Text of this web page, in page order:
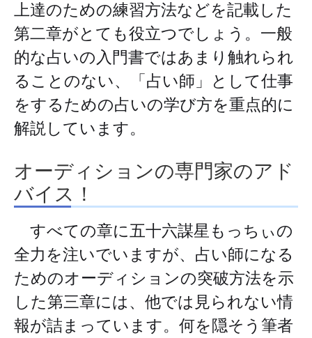
上達のための練習方法などを記載した
第二章がとても役立つでしょう。一般
的な占いの入門書ではあまり触れられ
ることのない、
「占い師」として仕事
をするための占いの学び方を重点的に
解説しています。
オーディションの専門家のアド
バイス！
すべての章に五十六謀星もっちぃの
全力を注いでいますが、占い師になる
ためのオーディションの突破方法を示
した第三章には、他では見られない情
報が詰まっています。何を隠そう筆者